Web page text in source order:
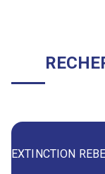
EXTINCTION